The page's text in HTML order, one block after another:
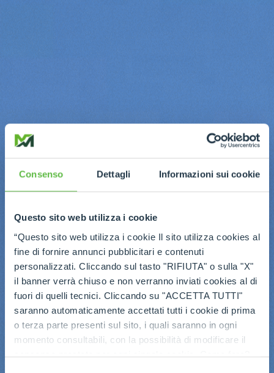
Consenso Dettagli Informazioni sui cookie
Questo sito web utilizza i cookie
“Questo sito web utilizza i cookie Il sito utilizza cookies al
fine di fornire annunci pubblicitari e contenuti
personalizzati. Cliccando sul tasto "RIFIUTA" o sulla "X"
il banner verrà chiuso e non verranno inviati cookies al di
fuori di quelli tecnici. Cliccando su "ACCETTA TUTTI"
saranno automaticamente accettati tutti i cookie di prima
o terza parte presenti sul sito, i quali saranno in ogni
momento consultabili, con la possibilità di modificare il
consenso prestato per ogni singolo cookie. Come fare?